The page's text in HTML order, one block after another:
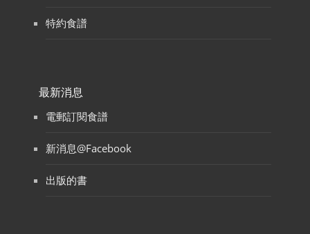
特約食譜
最新消息
電郵訂閱食譜
新消息@Facebook
出版的書